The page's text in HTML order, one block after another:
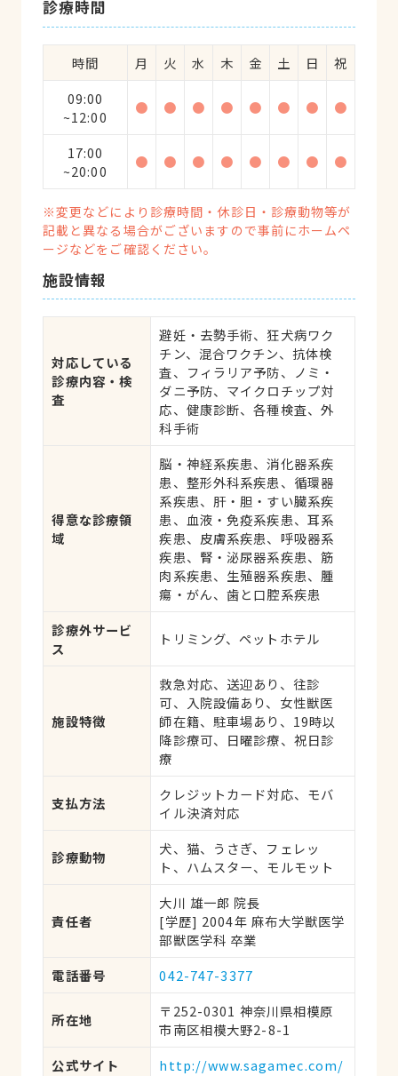
診療時間
時間 月 火 水 木 金 土 日
祝
09:00
~12:00
● ● ● ● ● ● ● ●
17:00
~20:00
● ● ● ● ● ● ● ●
※変更などにより診療時間・休診日・診療動物等が
記載と異なる場合がございますので事前にホームペ
ージなどをご確認ください。
施設情報
対応している
診療内容・検
査
避妊・去勢手術、狂犬病ワク
チン、混合ワクチン、抗体検
査、フィラリア予防、ノミ・
ダニ予防、マイクロチップ対
応、健康診断、各種検査、外
科手術
得意な診療領
域
脳・神経系疾患、消化器系疾
患、整形外科系疾患、循環器
系疾患、肝・胆・すい臓系疾
患、血液・免疫系疾患、耳系
疾患、皮膚系疾患、呼吸器系
疾患、腎・泌尿器系疾患、筋
肉系疾患、生殖器系疾患、腫
瘍・がん、歯と口腔系疾患
診療外サービ
ス
トリミング、ペットホテル
施設特徴
救急対応、送迎あり、往診
可、入院設備あり、女性獣医
師在籍、駐車場あり、19時以
降診療可、日曜診療、祝日診
療
支払方法
クレジットカード対応、モバ
イル決済対応
診療動物
犬、猫、うさぎ、フェレッ
ト、ハムスター、モルモット
責任者
大川 雄一郎 院長
[学歴] 2004年 麻布大学獣医学
部獣医学科 卒業
電話番号
042-747-3377
所在地
〒252-0301 神奈川県相模原
市南区相模大野2-8-1
公式サイト
http://www.sagamec.com/